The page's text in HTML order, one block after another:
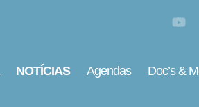
NOTÍCIAS Agendas Doc’s &